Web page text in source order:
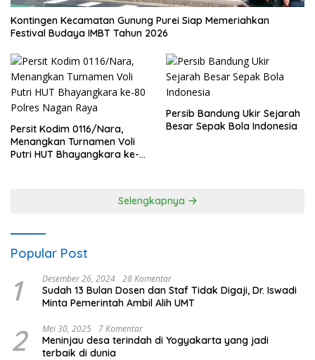
Kontingen Kecamatan Gunung Purei Siap Memeriahkan
Festival Budaya IMBT Tahun 2026
Persit Kodim 0116/Nara,
Menangkan Turnamen Voli
Putri HUT Bhayangkara ke-
Persib Bandung Ukir Sejarah
Besar Sepak Bola Indonesia
Selengkapnya
Popular Post
1 Desember 26, 2024 28 Komentar
Sudah 13 Bulan Dosen dan Staf Tidak Digaji, Dr. Iswadi
Minta Pemerintah Ambil Alih UMT
2 Mei 30, 2025 7 Komentar
Meninjau desa terindah di Yogyakarta yang jadi
terbaik di dunia